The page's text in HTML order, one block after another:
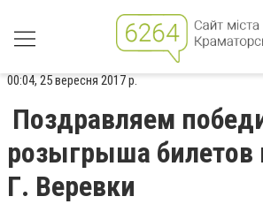
00:04, 25 вересня 2017 р.
Поздравляем
розыгрыша билетов
Г. Веревки